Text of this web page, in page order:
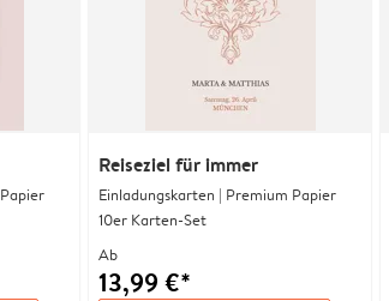
Reiseziel für immer
Einladungskarten | Premium Papier
10er Karten-Set
Ab
13,99 €*